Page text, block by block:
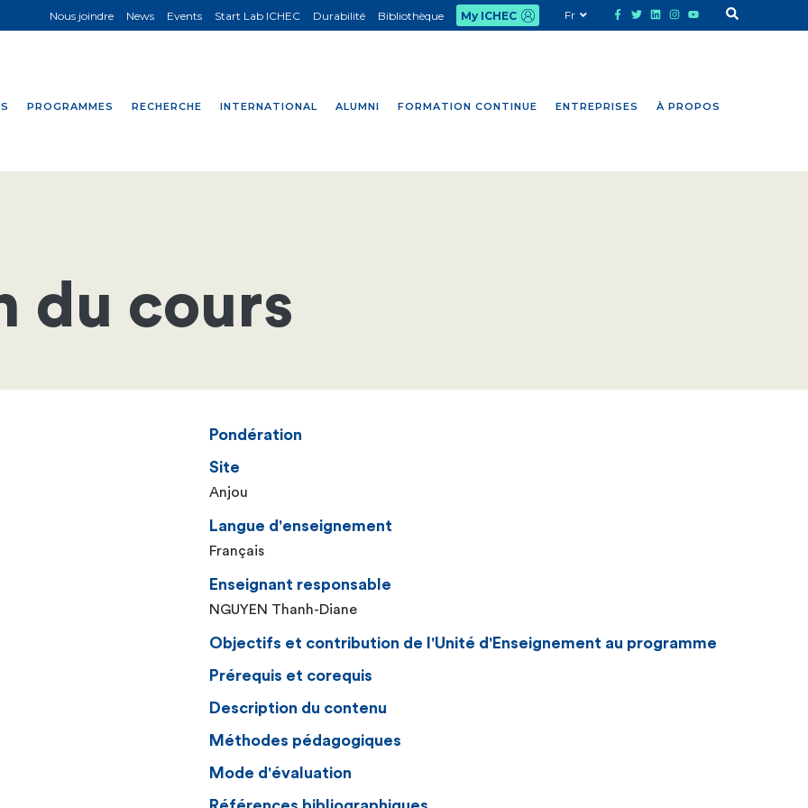
PROGRAMMES RECHERCHE INTERNATIONAL ALUMNI FORMATION CONTINUE ENTREPRISES À PROPOS
Nous joindre News Events Start Lab ICHEC Durabilité Bibliothèque My ICHEC Fr
du cours
Pondération
Site
Anjou
Langue d'enseignement
Français
Enseignant responsable
NGUYEN Thanh-Diane
Objectifs et contribution de l'Unité d'Enseignement au programme
Prérequis et corequis
Description du contenu
Méthodes pédagogiques
Mode d'évaluation